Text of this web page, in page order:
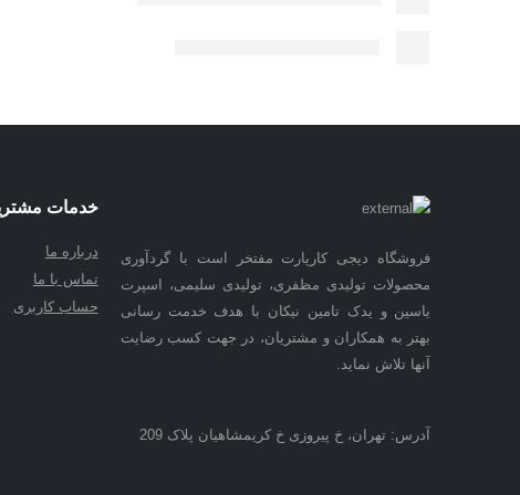
فروشگاه دیجی کارپارت مفتخر است با گردآوری
محصولات تولیدی مظفری، تولیدی سلیمی، اسپرت
یاسین و یدک تامین نیکان با هدف خدمت رسانی
بهتر به همکاران و مشتریان، در جهت کسب رضایت
آنها تلاش نماید.
آدرس: تهران، خ پیروزی خ کریمشاهیان پلاک 209
خدمات
درباره ما
تماس با ما
حساب کاربری